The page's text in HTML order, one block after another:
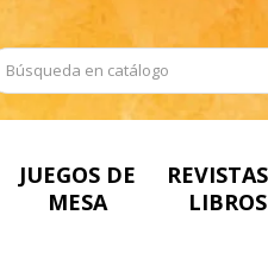
JUEGOS DE
MESA
LIBROS